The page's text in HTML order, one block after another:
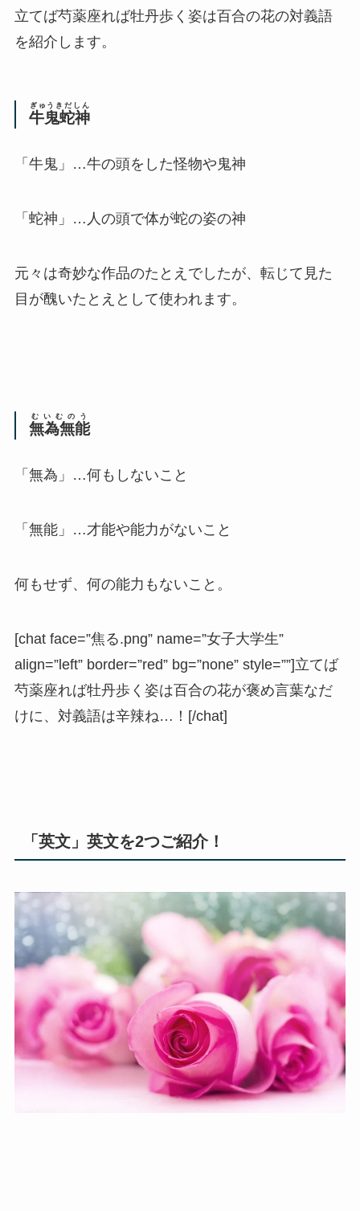
立てば芍薬座れば牡丹歩く姿は百合の花の対義語
を紹介します。
牛鬼蛇神
ぎゅうきだしん
「牛鬼」…牛の頭をした怪物や鬼神
「蛇神」…人の頭で体が蛇の姿の神
元々は奇妙な作品のたとえでしたが、転じて 見た
目が醜いたとえ として使われます。
無為無能
むいむのう
「無為」…何もしないこと
「無能」…才能や能力がないこと
何もせず、何の能力もないこと。
[chat face=”焦る.png” name=”女子大学生”
align=”left” border=”red” bg=”none” style=””]立てば
芍薬座れば牡丹歩く姿は百合の花が褒め言葉なだ
けに、対義語は辛辣ね…！[/chat]
「英文」英文を2つご紹介！